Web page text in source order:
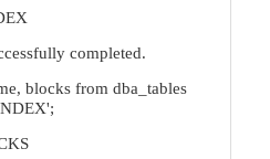
completed.
blocks from dba_tables